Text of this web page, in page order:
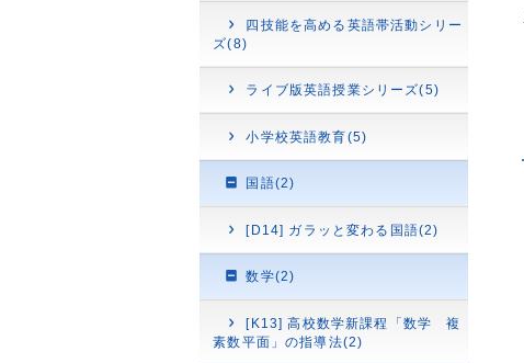
四技能を高める英語帯活動シリー
ズ(8)
ライブ版英語授業シリーズ(5)
小学校英語教育(5)
国語(2)
[D14] ガラッと変わる国語(2)
数学(2)
[K13] 高校数学新課程「数学 複
素数平面」の指導法(2)